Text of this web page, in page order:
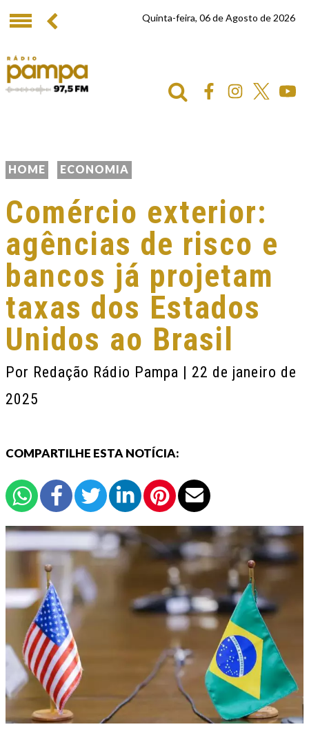
Quinta-feira, 06 de Agosto de 2026
HOME ECONOMIA
Comércio exterior:
agências de risco e
bancos já projetam
taxas dos Estados
Unidos ao Brasil
Por Redação Rádio Pampa | 22 de janeiro de
2025
COMPARTILHE ESTA NOTÍCIA: